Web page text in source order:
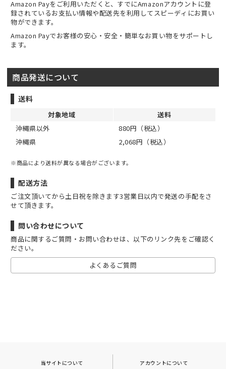
Amazon Payをご利用いただくと、すでにAmazonアカウントに登
録されているお支払い情報や配送先を利用してスピーディにお買い
物ができます。
Amazon Payでお客様の安心・安全・簡単なお買い物をサポートし
ます。
商品発送について
送料
対象地域
送料
沖縄県以外
880円（税込）
沖縄県
2,068円（税込）
※商品により送料が異なる場合がございます。
配送方法
ご注文頂いてから土日祝を除きます3営業日以内で発送の手配をさ
せて頂きます。
問い合わせについて
商品に関するご質問・お問い合わせは、以下のリンク先をご確認く
ださい。
よくあるご質問
当サイトについて アカウントについて